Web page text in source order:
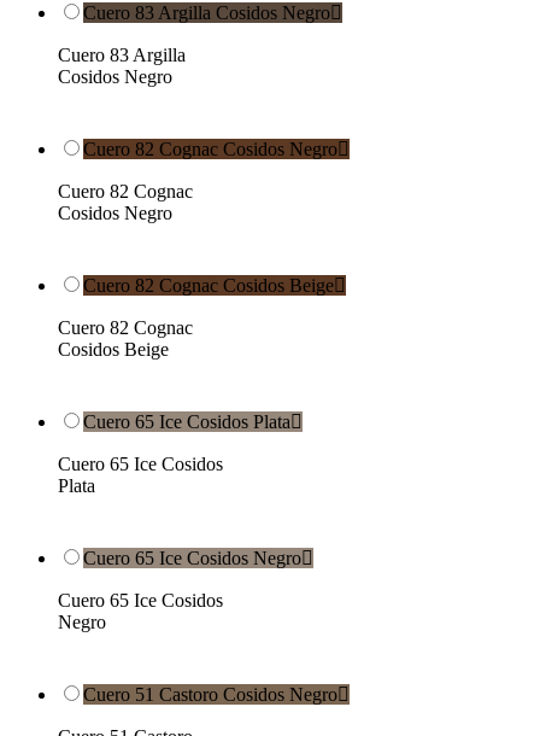
Cuero 83 Argilla Cosidos Negro
Cuero 83 Argilla
Cosidos Negro
Cuero 82 Cognac Cosidos Negro
Cuero 82 Cognac
Cosidos Negro
Cuero 82 Cognac Cosidos Beige
Cuero 82 Cognac
Cosidos Beige
Cuero 65 Ice Cosidos Plata
Cuero 65 Ice Cosidos
Plata
Cuero 65 Ice Cosidos Negro
Cuero 65 Ice Cosidos
Negro
Cuero 51 Castoro Cosidos Negro